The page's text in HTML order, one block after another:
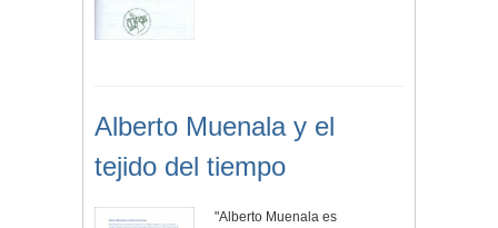
Alberto Muenala y el
tejido del tiempo
"Alberto Muenala es